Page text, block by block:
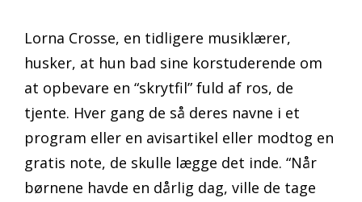
Lorna Crosse, en tidligere musiklærer,
husker, at hun bad sine korstuderende om
at opbevare en “skrytfil” fuld af ros, de
tjente. Hver gang de så deres navne i et
program eller en avisartikel eller modtog en
gratis note, de skulle lægge det inde. “Når
børnene havde en dårlig dag, ville de tage